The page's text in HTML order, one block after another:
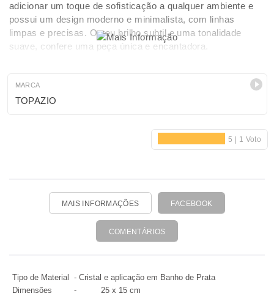
adicionar um toque de sofisticação a qualquer ambiente e
possui um design moderno e minimalista, com linhas
limpas e precisas. O seu brilho subtil e uma tonalidade
suave, confere uma peça única e encantadora.
MARCA
TOPAZIO
MAIS INFORMAÇÕES FACEBOOK
COMENTÁRIOS
Tipo de Material - Cristal e aplicação em Banho de Prata
Dimensões
- 25 x 15 cm